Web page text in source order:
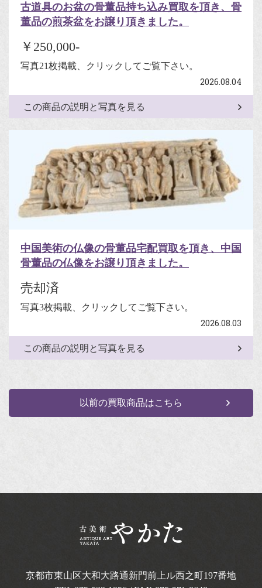
古道具のお盆の骨董品持ち込み買取を頂き、骨
董品の煎茶盆をお譲り頂きました。
￥250,000-
写真21枚掲載、クリックしてご覧下さい。
2026.08.04
この商品の説明と写真を見る
中国美術の仏像の骨董品宅配買取を頂き、中国
骨董品の仏像をお譲り頂きました。
売却済
写真3枚掲載、クリックしてご覧下さい。
2026.08.03
この商品の説明と写真を見る
以前の買取商品はこちら
京都市東山区大和大路通新門前上ル西之町197番地